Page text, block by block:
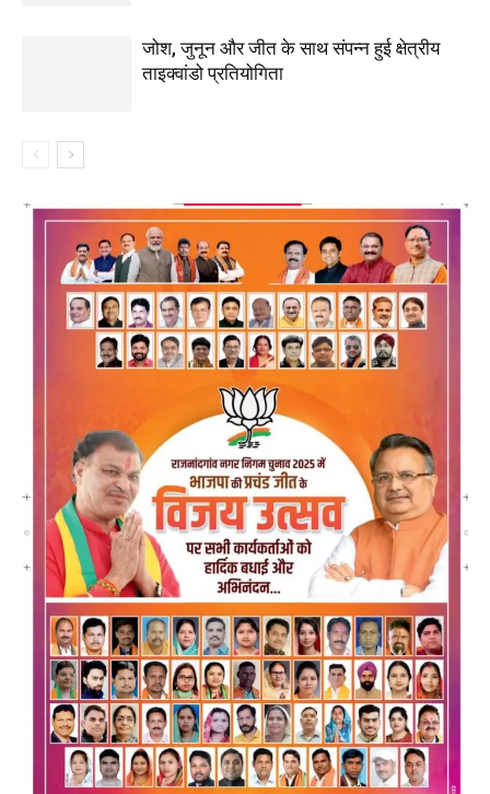
जोश, जुनून और जीत के साथ संपन्न हुई क्षेत्रीय
ताइक्वांडो प्रतियोगिता